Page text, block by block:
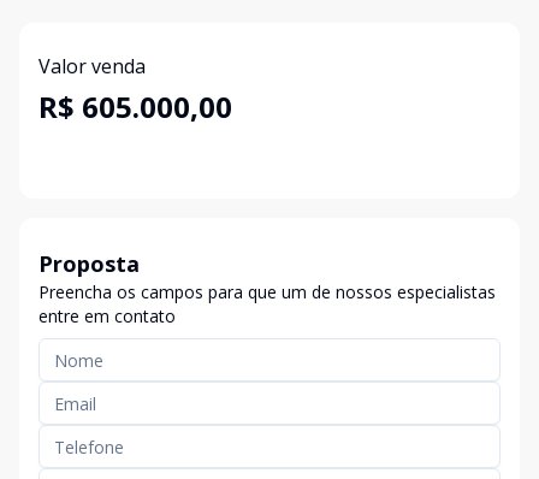
Valor venda
R$ 605.000,00
Proposta
Preencha os campos para que um de nossos especialistas
entre em contato